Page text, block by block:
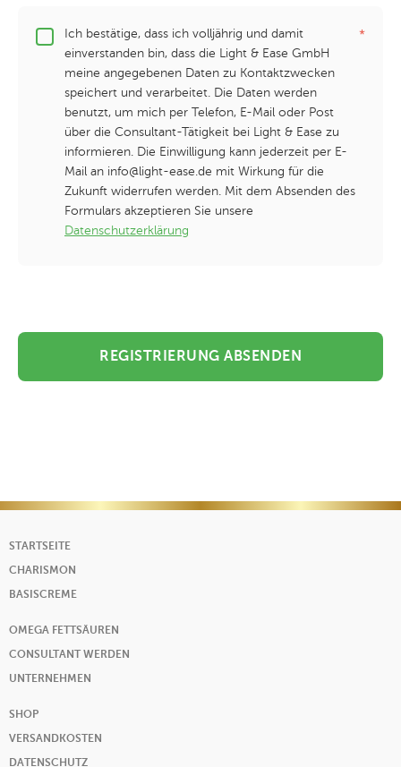
Ich bestätige, dass ich volljährig und damit
einverstanden bin, dass die Light & Ease GmbH
meine angegebenen Daten zu Kontaktzwecken
speichert und verarbeitet. Die Daten werden
benutzt, um mich per Telefon, E-Mail oder Post
über die Consultant-Tätigkeit bei Light & Ease zu
informieren. Die Einwilligung kann jederzeit per E-
Mail an info@light-ease.de mit Wirkung für die
Zukunft widerrufen werden. Mit dem Absenden des
Formulars akzeptieren Sie unsere
Datenschutzerklärung
REGISTRIERUNG ABSENDEN
STARTSEITE
CHARISMON
BASISCREME
OMEGA FETTSÄUREN
CONSULTANT WERDEN
UNTERNEHMEN
SHOP
VERSANDKOSTEN
DATENSCHUTZ